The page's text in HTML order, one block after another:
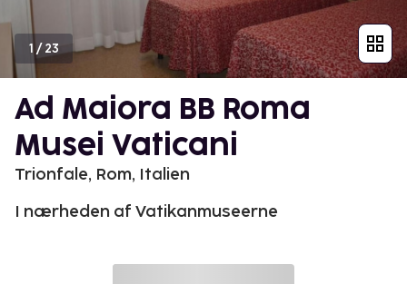
1 /23
Ad Maiora BB Roma
Musei Vaticani
Trionfale, Rom, Italien
I nærheden af Vatikanmuseerne